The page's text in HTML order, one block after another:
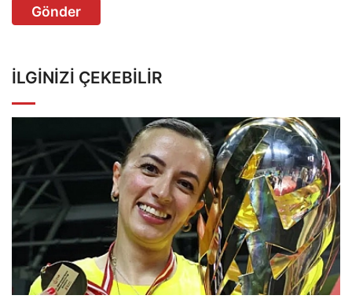
Gönder
İLGINIZI ÇEKEBILIR